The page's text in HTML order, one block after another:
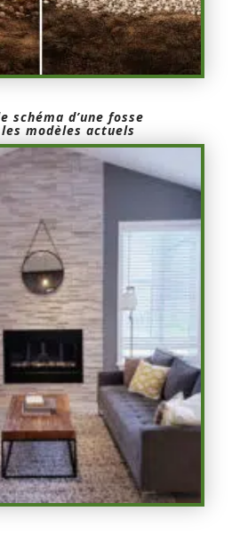
schéma d’une fosse
modèles actuels